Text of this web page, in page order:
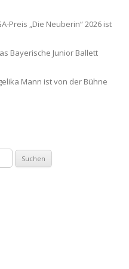
Preis „Die Neuberin“ 2026 ist
Bayerische Junior Ballett
Mann ist von der Bühne